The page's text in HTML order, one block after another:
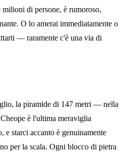
di persone, è rumoroso,
O lo amerai immediatamente o
— raramente c'è una via di
la piramide di 147 metri — nella
è l'ultima meraviglia
e starci accanto è genuinamente
per la scala. Ogni blocco di pietra